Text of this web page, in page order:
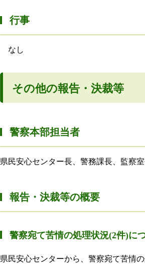
行事
なし
その他の報告・決裁等
警察本部担当者
県民安心センター長、警務課長、監察
報告・決裁等の概要
警察宛て苦情の処理状況(2件)に
県民安心センターから、警察宛て苦情